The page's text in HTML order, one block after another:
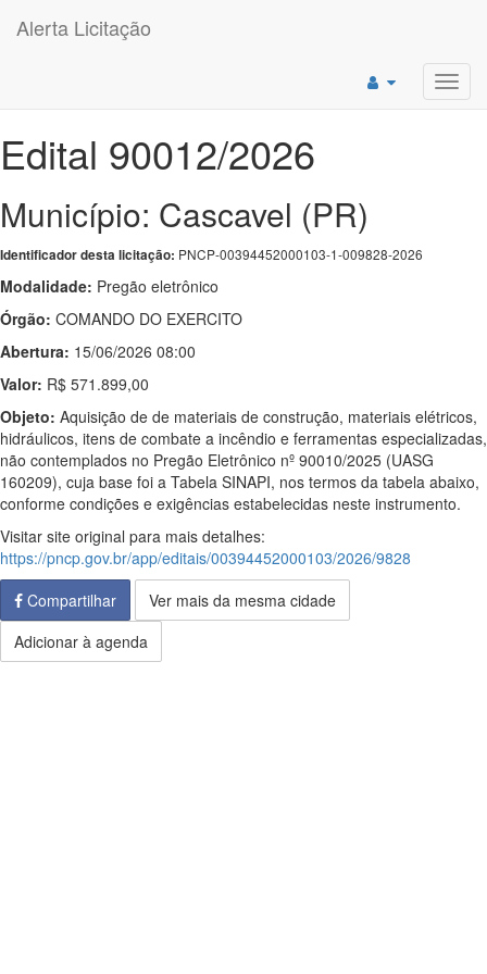
Alerta Licitação
Edital 90012/2026
Município: Cascavel (PR)
Identificador desta licitação: PNCP-00394452000103-1-009828-2026
Modalidade: Pregão eletrônico
Órgão: COMANDO DO EXERCITO
Abertura: 15/06/2026 08:00
Valor: R$ 571.899,00
Objeto: Aquisição de de materiais de construção, materiais elétricos,
hidráulicos, itens de combate a incêndio e ferramentas especializadas,
não contemplados no Pregão Eletrônico nº 90010/2025 (UASG
160209), cuja base foi a Tabela SINAPI, nos termos da tabela abaixo,
conforme condições e exigências estabelecidas neste instrumento.
Visitar site original para mais detalhes:
https://pncp.gov.br/app/editais/00394452000103/2026/9828
Compartilhar
Ver mais da mesma cidade
Adicionar à agenda